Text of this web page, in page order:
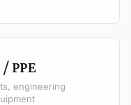
PPE
engineering